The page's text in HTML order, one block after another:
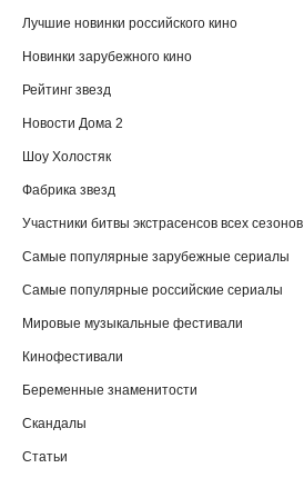
Лучшие новинки российского кино
Новинки зарубежного кино
Рейтинг звезд
Новости Дома 2
Шоу Холостяк
Фабрика звезд
Участники битвы экстрасенсов всех сезонов
Самые популярные зарубежные сериалы
Самые популярные российские сериалы
Мировые музыкальные фестивали
Кинофестивали
Беременные знаменитости
Скандалы
Статьи